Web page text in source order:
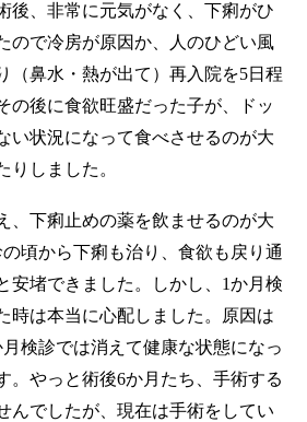
後、非常に元気がなく、下痢がひ
ので冷房が原因か、人のひどい風
（鼻水・熱が出て）再入院を5日程
の後に食欲旺盛だった子が、ドッ
い状況になって食べさせるのが大
りしました。
、下痢止めの薬を飲ませるのが大
頃から下痢も治り、食欲も戻り通
安堵できました。しかし、1か月検
時は本当に心配しました。原因は
検診では消えて健康な状態になっ
。やっと術後6か月たち、手術する
んでしたが、現在は手術をしてい